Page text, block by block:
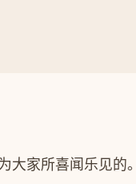
大家所喜闻乐见的